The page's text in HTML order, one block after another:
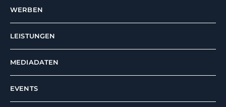
WERBEN
LEISTUNGEN
MEDIADATEN
EVENTS